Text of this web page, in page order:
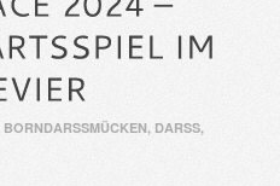
BORNDARSSMÜCKEN , DARSS ,